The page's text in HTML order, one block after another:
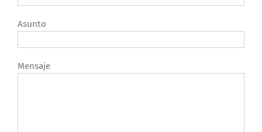
Asunto
Mensaje